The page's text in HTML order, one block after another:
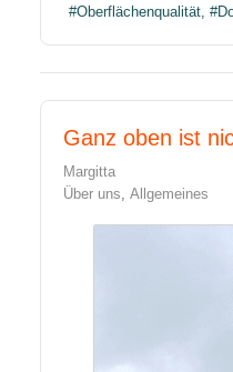
Oberflächenqualität
Ganz oben ist
Margitta
Über uns
Allgemeines